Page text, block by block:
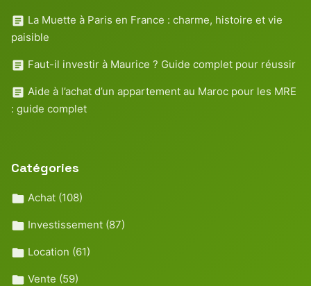
La Muette à Paris en France : charme, histoire et vie
paisible
Faut-il investir à Maurice ? Guide complet pour réussir
Aide à l’achat d’un appartement au Maroc pour les MRE
: guide complet
Catégories
Achat (108)
Investissement (87)
Location (61)
Vente (59)